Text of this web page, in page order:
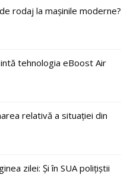
rodaj la mașinile moderne?
tehnologia eBoost Air
relativă a situației din
zilei: Și în SUA polițiștii